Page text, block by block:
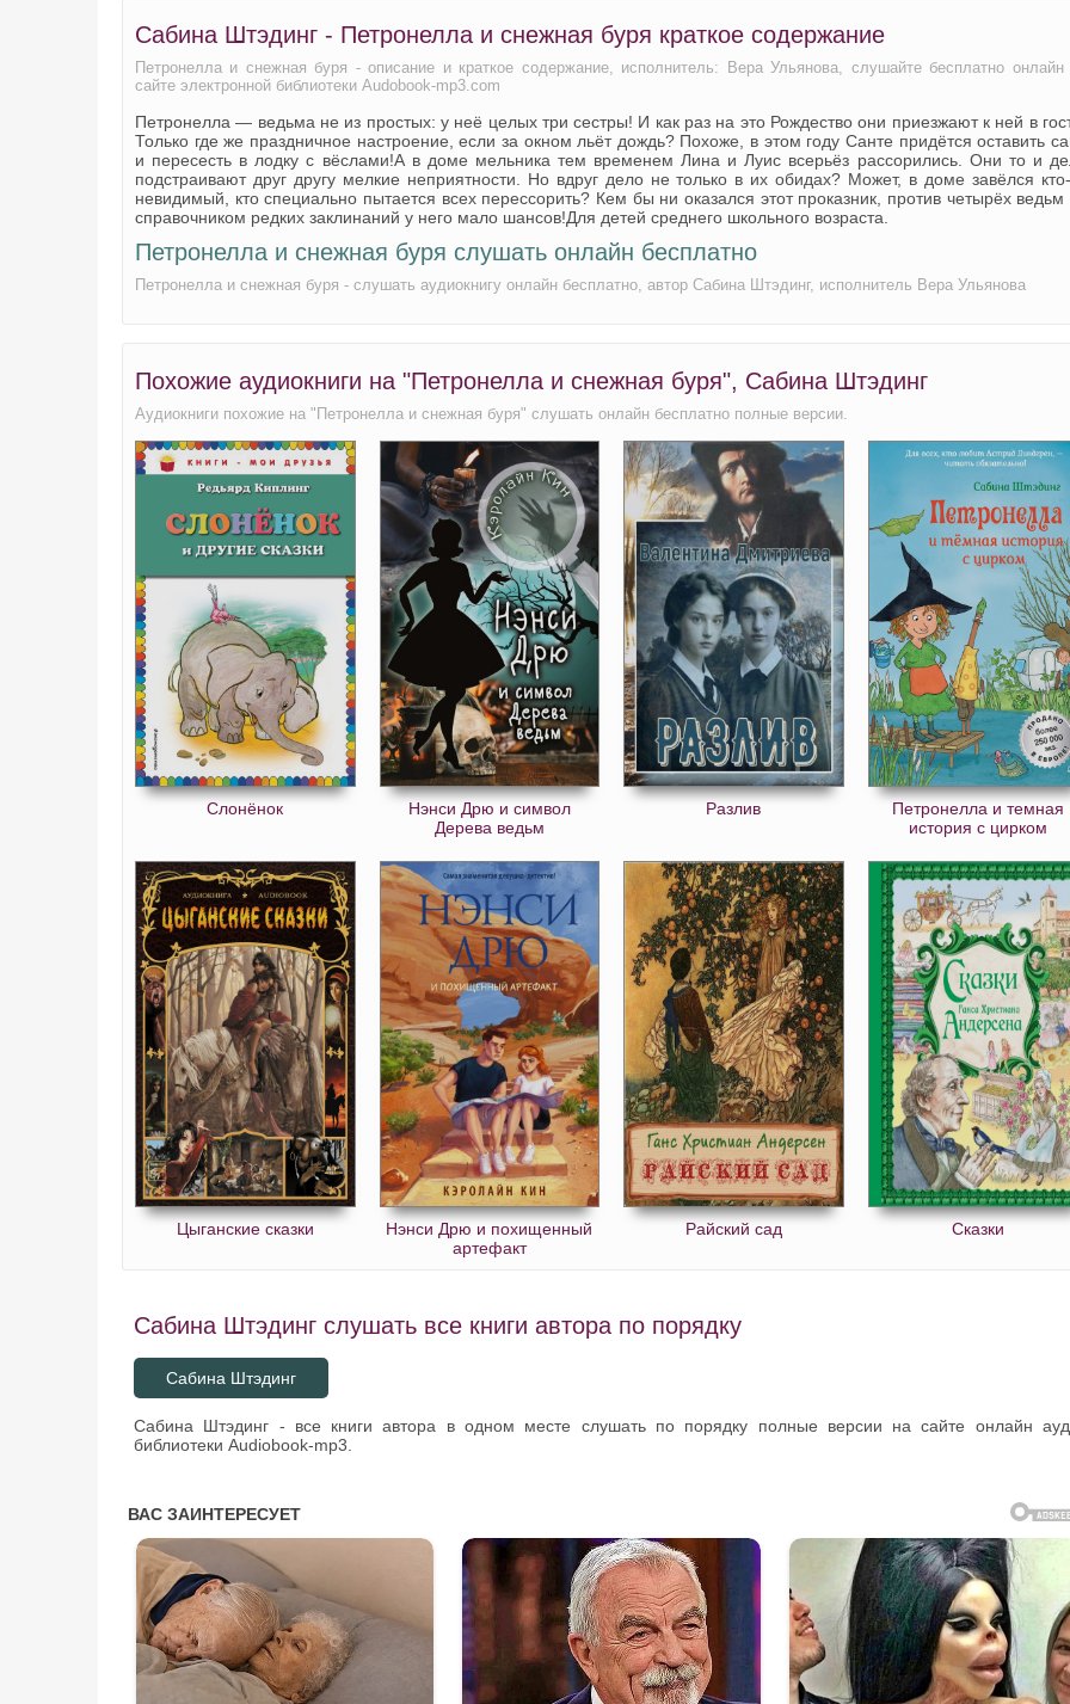
Петронелла и снежная буря 19
Петронелла и снежная буря 20
Петронелла и снежная буря 21
Петронелла и снежная буря 22
Петронелла и снежная буря 23
Сабина Штэдинг - Петронелла и снежная буря краткое содержание
Петронелла и снежная буря - описание и краткое содержание, исполнитель: Вера Ульянова, слушайте бесплатно онлайн
сайте электронной библиотеки Audobook-mp3.com
Петронелла — ведьма не из простых: у неё целых три сестры! И как раз на это Рождество они приезжают к ней в
Только где же праздничное настроение, если за окном льёт дождь? Похоже, в этом году Санте придётся оставить
и пересесть в лодку с вёслами!А в доме мельника тем временем Лина и Луис всерьёз рассорились. Они то и
подстраивают друг другу мелкие неприятности. Но вдруг дело не только в их обидах? Может, в доме завёлся
невидимый, кто специально пытается всех перессорить? Кем бы ни оказался этот проказник, против четырёх ведьм
справочником редких заклинаний у него мало шансов!Для детей среднего школьного возраста.
Петронелла и снежная буря слушать онлайн бесплатно
Петронелла и снежная буря - слушать аудиокнигу онлайн бесплатно, автор Сабина Штэдинг, исполнитель Вера Ульянова
Похожие аудиокниги на "Петронелла и снежная буря", Сабина Штэдинг
Аудиокниги похожие на "Петронелла и снежная буря" слушать онлайн бесплатно полные версии.
Слонёнок
Нэнси Дрю и символ
Дерева ведьм
Разлив
Петронелла и темная
история с цирком
Цыганские сказки
Нэнси Дрю и похищенный
артефакт
Райский сад Сказки
Сабина Штэдинг слушать все книги автора по порядку
Сабина Штэдинг
Сабина Штэдинг - все книги автора в одном месте слушать по порядку полные версии на сайте онлайн
библиотеки Audiobook-mp3.